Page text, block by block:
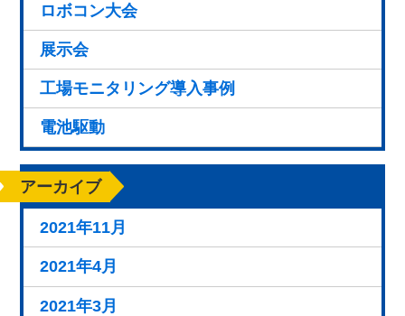
ロボコン大会
展示会
工場モニタリング導入事例
電池駆動
アーカイブ
2021年11月
2021年4月
2021年3月